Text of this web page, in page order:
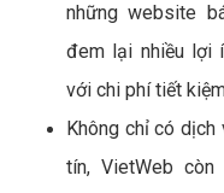
những website
đem lại nhiều lợi
với chi phí tiết
Không chỉ có
tín, VietWeb